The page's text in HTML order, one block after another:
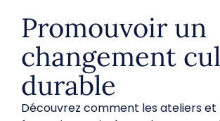
Promouvoir un
changement
durable
Découvrez comment les ateliers et